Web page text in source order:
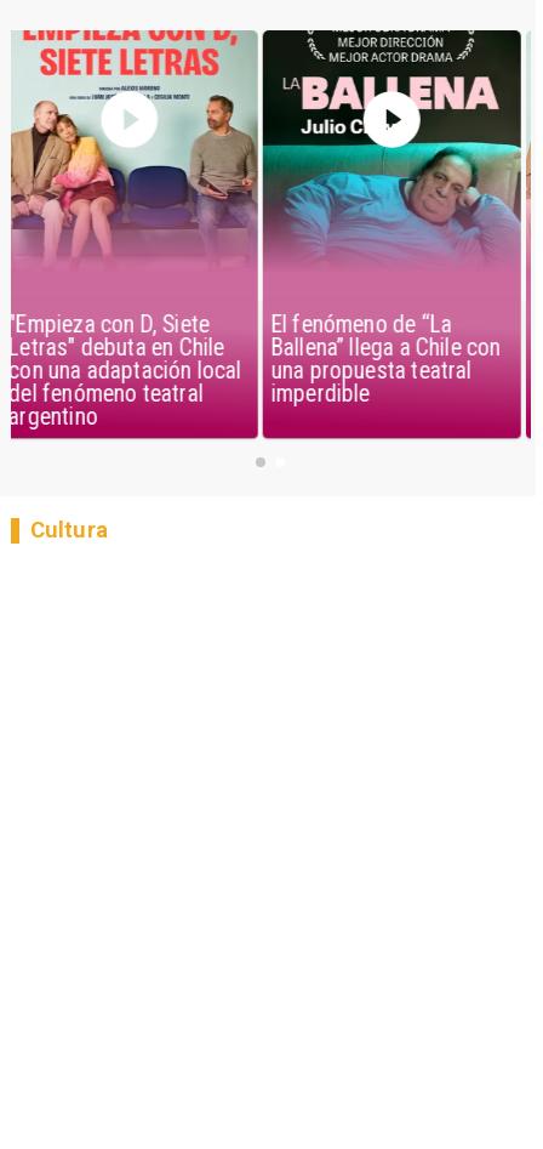
El fenómeno de “La
Ballena” llega a Chile con
una propuesta teatral
imperdible
"Empieza con D, Siete
Letras" debuta en Chile
con una adaptación local
del fenómeno teatral
Cultura